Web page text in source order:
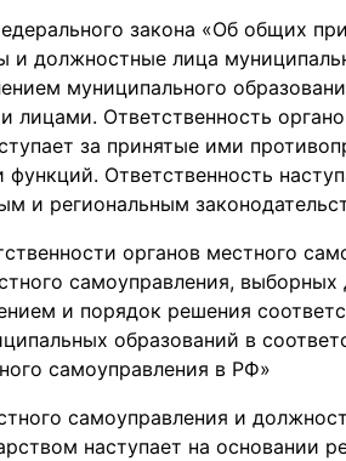
закона «Об общих
и должностные лица
муниципального
лицами. Ответственность
за принятые ими
Ответственность
и региональным
органов местного
самоуправления,
и порядок решения
образований в
самоуправления в РФ»
самоуправления и
наступает на основании